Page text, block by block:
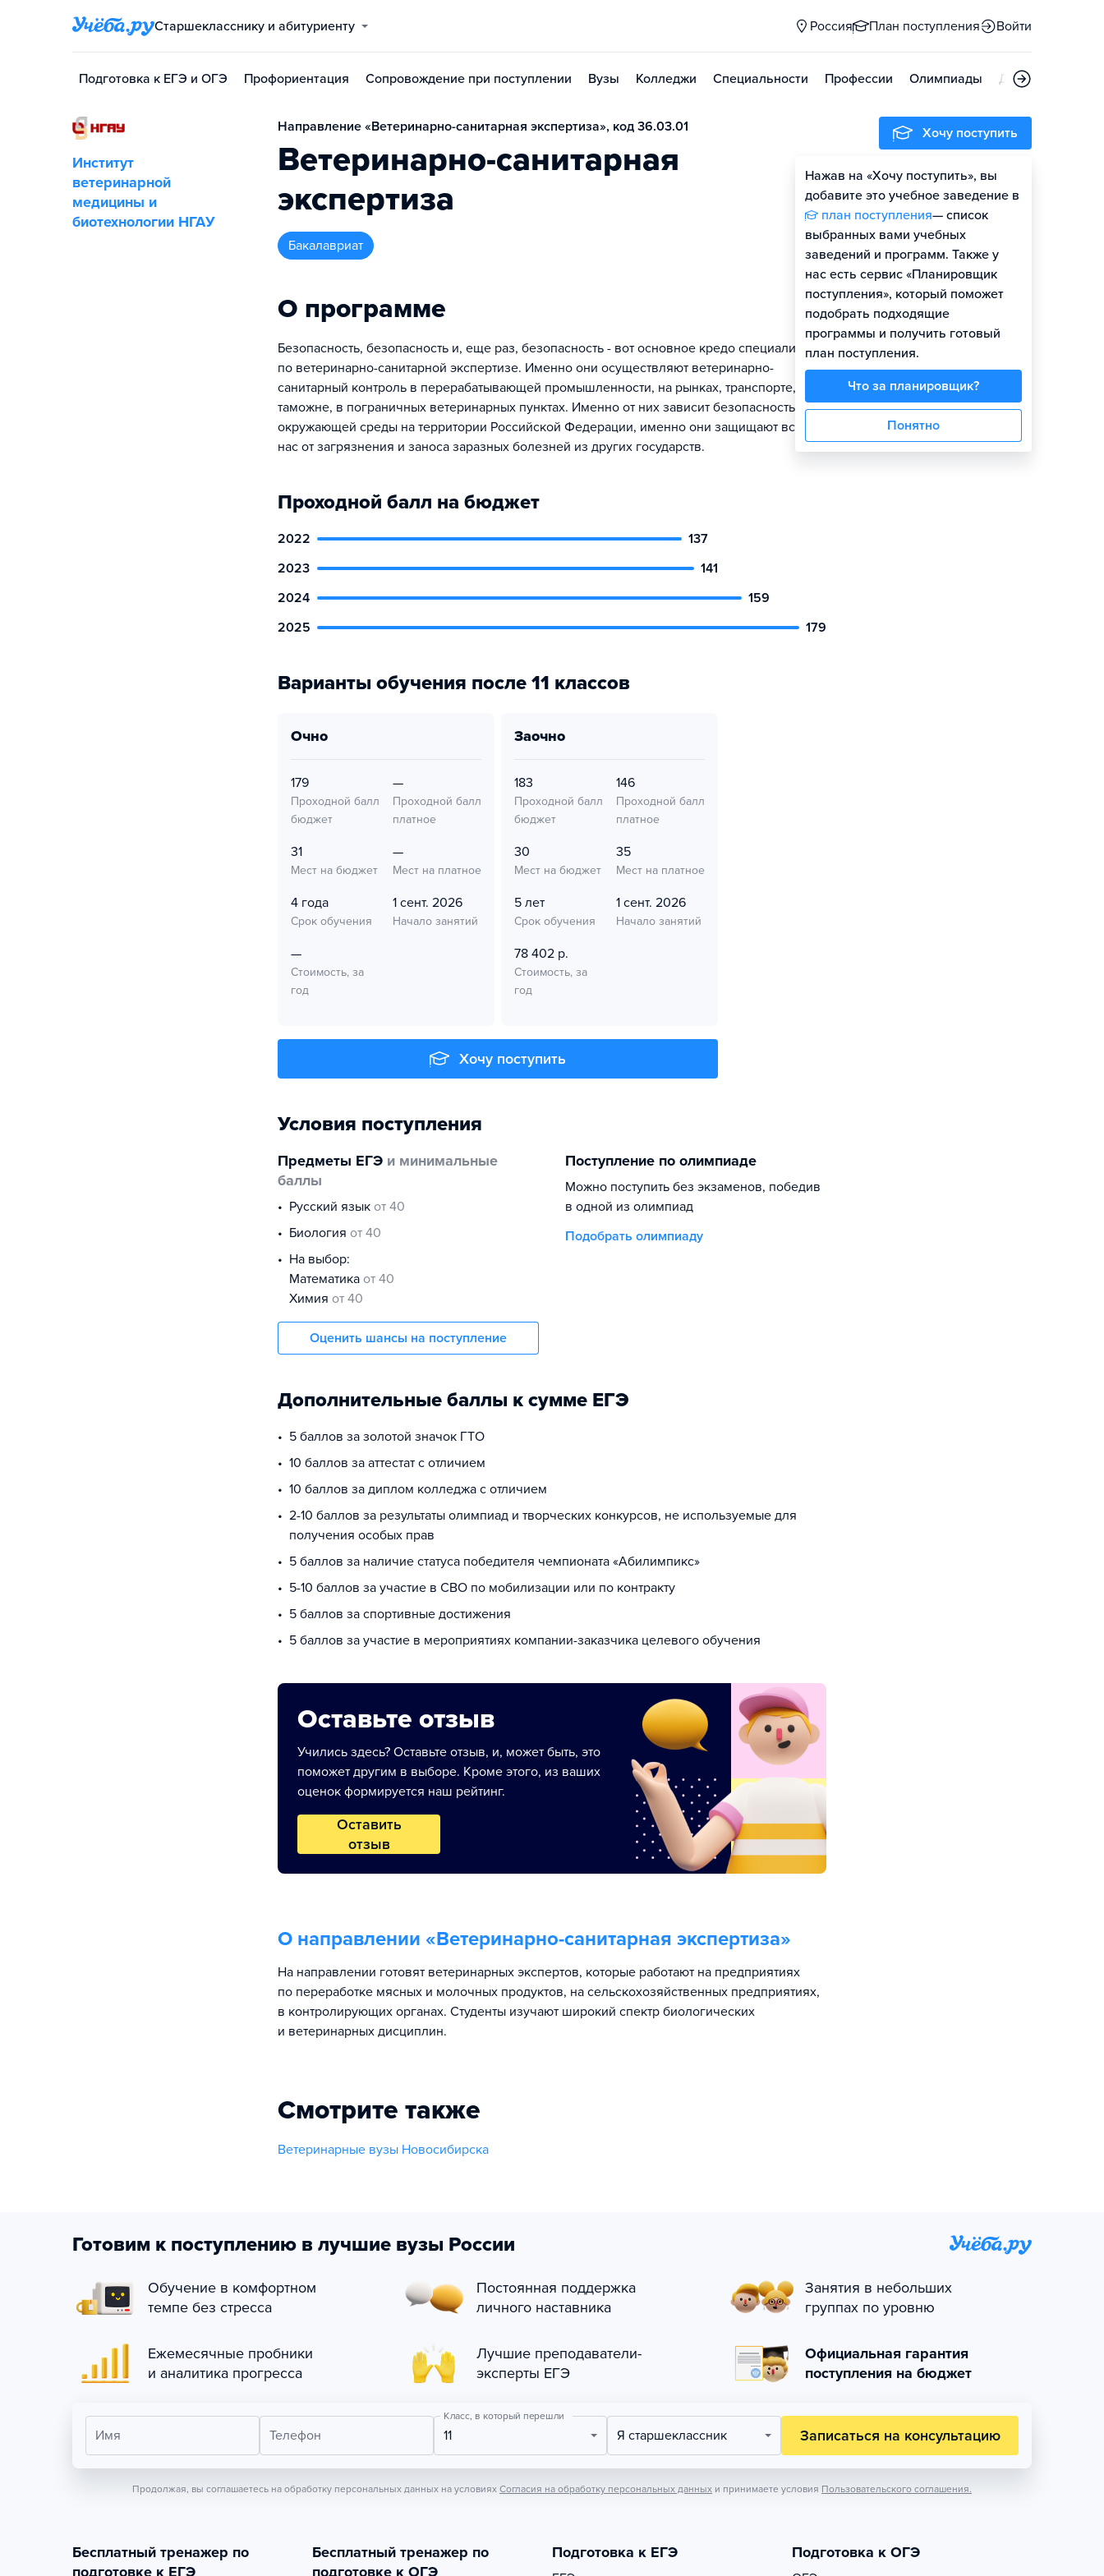
Старшекласснику и абитуриенту Россия План поступления Войти
Подготовка к ЕГЭ и ОГЭ Профориентация Сопровождение при поступлении Вузы Колледжи Специальности Профессии Олимпиады Дни открытых
Институт
ветеринарной
медицины и
биотехнологии НГАУ
Направление «Ветеринарно-санитарная экспертиза», код 36.03.01
Ветеринарно-санитарная
экспертиза
бакалавриат
О программе
Безопасность, безопасность и, еще раз, безопасность - вот основное кредо специалиста
по ветеринарно-санитарной экспертизе. Именно они осуществляют ветеринарно-
санитарный контроль в перерабатывающей промышленности, на рынках, транспорте,
таможне, в пограничных ветеринарных пунктах. Именно от них зависит безопасность
окружающей среды на территории Российской Федерации, именно они защищают всех
нас от загрязнения и заноса заразных болезней из других государств.
Проходной балл на бюджет
2022
137
2023
141
2024
159
2025
179
Варианты обучения после 11 классов
очно
179
Проходной балл
бюджет
—
Проходной балл
платное
31
Мест на бюджет
—
Мест на платное
4 года
Срок обучения
1 сент. 2026
Начало занятий
—
Стоимость, за
год
заочно
183
Проходной балл
бюджет
146
Проходной балл
платное
30
Мест на бюджет
35
Мест на платное
5 лет
Срок обучения
1 сент. 2026
Начало занятий
78 402 р.
Стоимость, за
год
Хочу поступить
Условия поступления
Предметы ЕГЭ и минимальные
баллы
русский язык от 40
биология от 40
На выбор:
математика от 40
химия от 40
Оценить шансы на поступление
Поступление по олимпиаде
Можно поступить без экзаменов, победив
в одной из олимпиад
Подобрать олимпиаду
Дополнительные баллы к сумме ЕГЭ
5 баллов за золотой значок ГТО
10 баллов за аттестат с отличием
10 баллов за диплом колледжа с отличием
2-10 баллов за результаты олимпиад и творческих конкурсов, не используемые для
получения особых прав
5 баллов за наличие статуса победителя чемпионата «Абилимпикс»
5-10 баллов за участие в СВО по мобилизации или по контракту
5 баллов за спортивные достижения
5 баллов за участие в мероприятиях компании-заказчика целевого обучения
Оставьте отзыв
Учились здесь? Оставьте отзыв, и, может быть, это
поможет другим в выборе. Кроме этого, из ваших
оценок формируется наш рейтинг.
Оставить
отзыв
О направлении «Ветеринарно-санитарная экспертиза»
На направлении готовят ветеринарных экспертов, которые работают на предприятиях
по переработке мясных и молочных продуктов, на сельскохозяйственных предприятиях,
в контролирующих органах. Студенты изучают широкий спектр биологических
и ветеринарных дисциплин.
Смотрите также
Ветеринарные вузы Новосибирска
Хочу поступить
Нажав на «Хочу поступить», вы
добавите это учебное заведение в
план поступления— список
выбранных вами учебных
заведений и программ. Также у
нас есть сервис «Планировщик
поступления», который поможет
подобрать подходящие
программы и получить готовый
план поступления.
Что за планировщик?
Понятно
Оценить шансы
Готовим к поступлению в лучшие вузы России
Обучение в комфортном
темпе без стресса
Постоянная поддержка
личного наставника
Занятия в небольших
группах по уровню
Ежемесячные пробники
и аналитика прогресса
Лучшие преподаватели-
эксперты ЕГЭ
Официальная гарантия
поступления на бюджет
Имя Телефон
Класс, в который перешли
11 Я старшеклассник Записаться на консультацию
Продолжая, вы соглашаетесь на обработку персональных данных на условиях Согласия на обработку персональных данных и принимаете условия Пользовательского соглашения.
Бесплатный тренажер по
подготовке к ЕГЭ
Бесплатный тренажер по
подготовке к ОГЭ
Подготовка к ЕГЭ Подготовка к ОГЭ